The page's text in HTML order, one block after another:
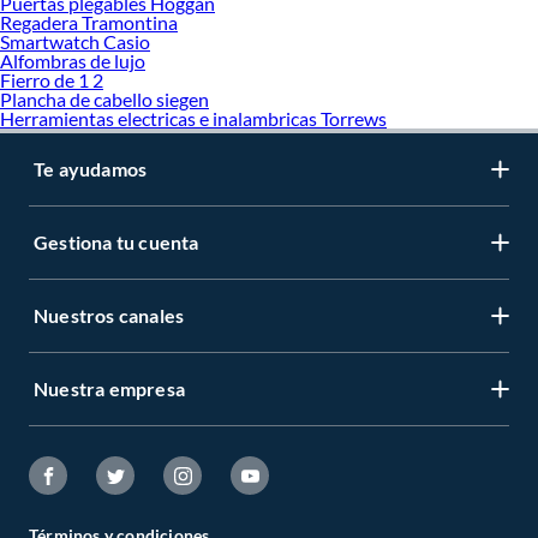
Regadera Tramontina
Smartwatch Casio
Alfombras de lujo
Fierro de 1 2
Plancha de cabello siegen
Herramientas electricas e inalambricas Torrews
Te ayudamos
Gestiona tu cuenta
Nuestros canales
Nuestra empresa